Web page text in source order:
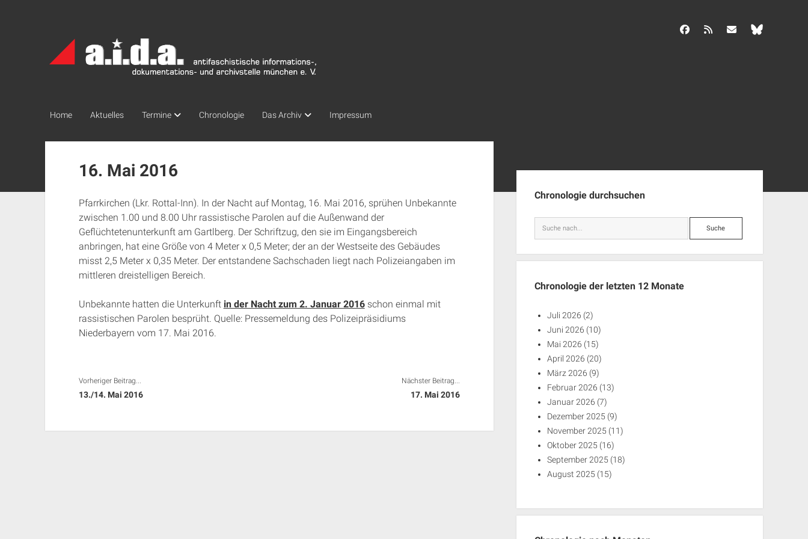
Archiv
München
facebook info@aida-archiv.de
Home Aktuelles Termine Chronologie Das Archiv Impressum
16. Mai 2016
Pfarrkirchen (Lkr. Rottal-Inn). In der Nacht auf Montag, 16. Mai 2016, sprühen Unbekannte
zwischen 1.00 und 8.00 Uhr rassistische Parolen auf die Außenwand der
Geflüchtetenunterkunft am Gartlberg. Der Schriftzug, den sie im Eingangsbereich
anbringen, hat eine Größe von 4 Meter x 0,5 Meter; der an der Westseite des Gebäudes
misst 2,5 Meter x 0,35 Meter. Der entstandene Sachschaden liegt nach Polizeiangaben im
mittleren dreistelligen Bereich.
Unbekannte hatten die Unterkunft in der Nacht zum 2. Januar 2016schon einmal mit
rassistischen Parolen besprüht. Quelle: Pressemeldung des Polizeipräsidiums
Niederbayern vom 17. Mai 2016.
Vorheriger Beitrag...
13./14. Mai 2016
Nächster Beitrag...
17. Mai 2016
Chronologie durchsuchen
Suche
Chronologie der letzten 12 Monate
Juli 2026 (2)
Juni 2026 (10)
Mai 2026 (15)
April 2026 (20)
März 2026 (9)
Februar 2026 (13)
Januar 2026 (7)
Dezember 2025 (9)
November 2025 (11)
Oktober 2025 (16)
September 2025 (18)
August 2025 (15)